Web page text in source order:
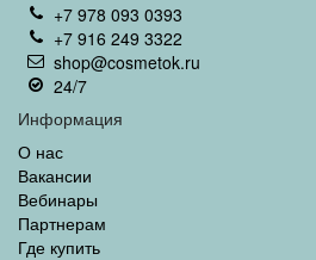
+7 978 093 0393
+7 916 249 3322
shop@cosmetok.ru
24/7
Информация
О нас
Вакансии
Вебинары
Партнерам
Где купить